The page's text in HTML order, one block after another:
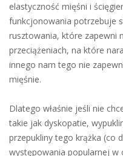
elastyczność mięśni i
funkcjonowania potrzebuje
rusztowania, które zapewni
przeciążeniach, na które
innego nam tego nie
mięśnie.
Dlatego właśnie jeśli nie
takie jak dyskopatie,
przepukliny tego krążka (co
występowania popularnej w